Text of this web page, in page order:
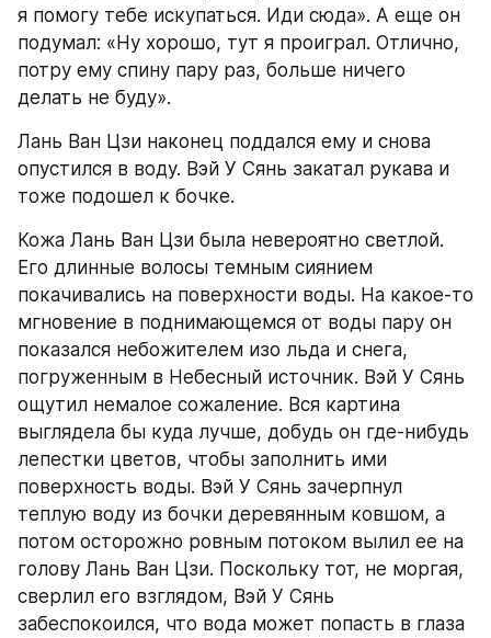
я помогу тебе искупаться. Иди сюда». А еще он
подумал: «Ну хорошо, тут я проиграл. Отлично,
потру ему спину пару раз, больше ничего
делать не буду».
Лань Ван Цзи наконец поддался ему и снова
опустился в воду. Вэй У Сянь закатал рукава и
тоже подошел к бочке.
Кожа Лань Ван Цзи была невероятно светлой.
Его длинные волосы темным сиянием
покачивались на поверхности воды. На какое-то
мгновение в поднимающемся от воды пару он
показался небожителем изо льда и снега,
погруженным в Небесный источник. Вэй У Сянь
ощутил немалое сожаление. Вся картина
выглядела бы куда лучше, добудь он где-нибудь
лепестки цветов, чтобы заполнить ими
поверхность воды. Вэй У Сянь зачерпнул
теплую воду из бочки деревянным ковшом, а
потом осторожно ровным потоком вылил ее на
голову Лань Ван Цзи. Поскольку тот, не моргая,
сверлил его взглядом, Вэй У Сянь
забеспокоился, что вода может попасть в глаза